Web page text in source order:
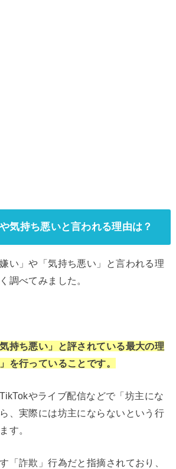
気持ち悪いと言われる理由は？
い」や「気持ち悪い」と言われる理
調べてみました。
持ち悪い」と評されている最大の理
を行っていることです。
やライブ配信などで「坊主にな
、実際には坊主にならないという行
す。
「詐欺」行為だと指摘されており、